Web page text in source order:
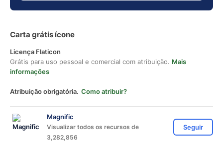
Carta grátis ícone
Licença Flaticon
Grátis para uso pessoal e comercial com atribuição. Mais
informações
Atribuição obrigatória. Como atribuir?
Magnific
Visualizar todos os recursos de
3,282,856
Seguir